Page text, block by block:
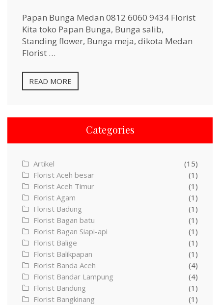
Papan Bunga Medan 0812 6060 9434 Florist
Kita toko Papan Bunga, Bunga salib,
Standing flower, Bunga meja, dikota Medan
Florist …
READ MORE
Categories
Artikel
(15)
Florist Aceh besar
(1)
Florist Aceh Timur
(1)
Florist Agam
(1)
Florist Badung
(1)
Florist Bagan batu
(1)
Florist Bagan Siapi-api
(1)
Florist Balige
(1)
Florist Balikpapan
(1)
Florist Banda Aceh
(4)
Florist Bandar Lampung
(4)
Florist Bandung
(1)
Florist Bangkinang
(1)